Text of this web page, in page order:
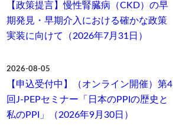
【政策提言】慢性腎臓病（CKD）の早
期発見・早期介入における確かな政策
実装に向けて（2026年7月31日）
2026-08-05
【申込受付中】（オンライン開催）第4
回J-PEPセミナー「日本のPPIの歴史と
私のPPI」（2026年9月30日）